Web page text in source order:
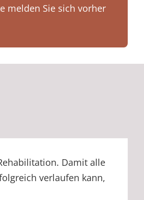
melden Sie sich vorher
Damit alle
verlaufen kann,